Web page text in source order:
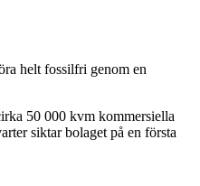
helt fossilfri genom en
50 000 kvm kommersiella
siktar bolaget på en första